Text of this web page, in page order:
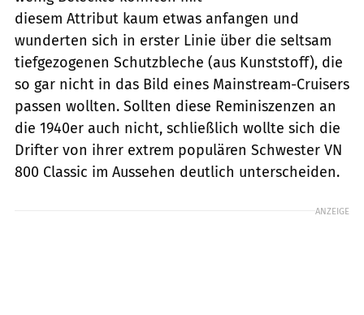
diesem Attribut kaum etwas anfangen und
wunderten sich in erster Linie über die seltsam
tiefgezogenen Schutzbleche (aus Kunststoff), die
so gar nicht in das Bild eines Mainstream-Cruisers
passen wollten. Sollten diese Remi­niszenzen an
die 1940er auch nicht, schließlich wollte sich die
Drifter von ihrer extrem populären Schwester VN
800 Classic im Aussehen deutlich unterscheiden.
ANZEIGE